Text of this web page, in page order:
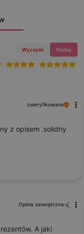
Wyczyść Szukaj
zweryfikowano
z opisem .solidny
Opinia zewnętrzna
A jaki